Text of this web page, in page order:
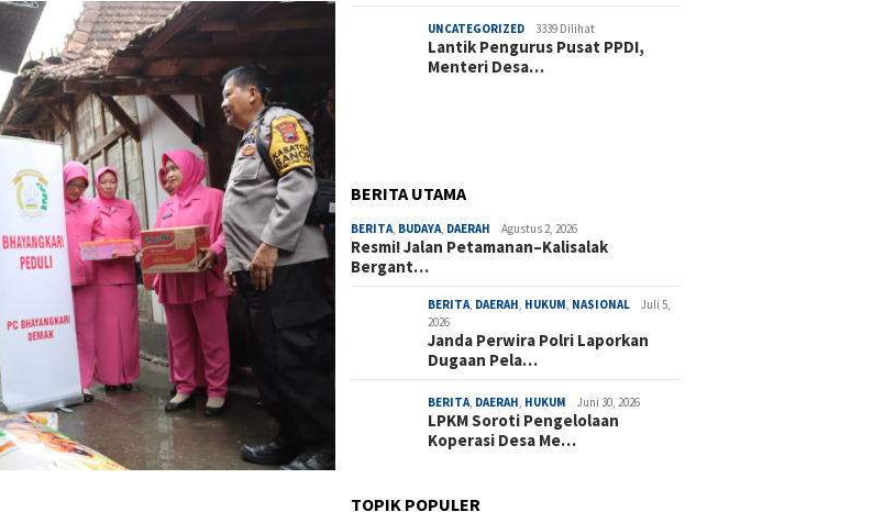
UNCATEGORIZED 3339 Dilihat
Lantik Pengurus Pusat PPDI,
Menteri Desa…
BERITA UTAMA
BERITA BUDAYA DAERAH Agustus 2, 2026
Resmi! Jalan Petamanan–Kalisalak
Bergant…
BERITA DAERAH HUKUM NASIONAL
Juli 5,
2026
Janda Perwira Polri Laporkan
Dugaan Pela…
BERITA DAERAH HUKUM Juni 30, 2026
LPKM Soroti Pengelolaan
Koperasi Desa Me…
TOPIK POPULER